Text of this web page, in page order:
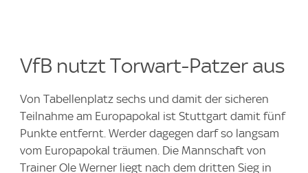
VfB nutzt Torwart-Patzer aus
Von Tabellenplatz sechs und damit der sicheren
Teilnahme am Europapokal ist Stuttgart damit fünf
Punkte entfernt. Werder dagegen darf so langsam
vom Europapokal träumen. Die Mannschaft von
Trainer Ole Werner liegt nach dem dritten Sieg in